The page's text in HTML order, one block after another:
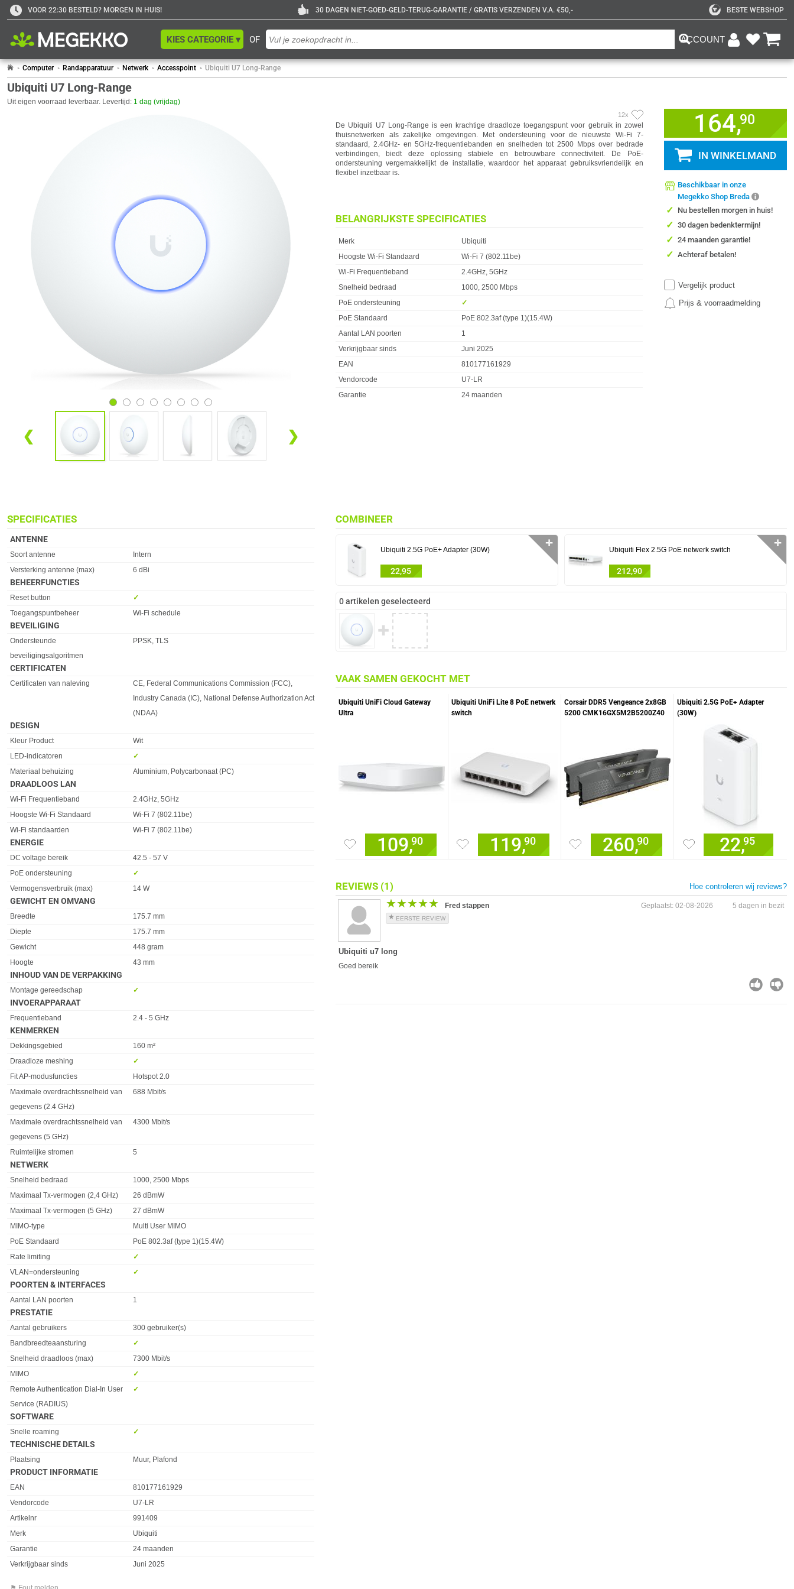
VOOR 22:30 BESTELD? MORGEN IN HUIS! 30 DAGEN NIET-GOED-GELD-TERUG-GARANTIE / GRATIS VERZENDEN V.A. €50,- BESTE WEBSHOP
OF
KIES CATEGORIE ▾ ACCOUNT
Computer Randapparatuur Netwerk Accesspoint Ubiquiti U7 Long-Range
Ubiquiti U7 Long-Range
Uit eigen voorraad leverbaar. Levertijd: 1 dag (vrijdag)
❮ ❯
12x
De Ubiquiti U7 Long-Range is een krachtige draadloze toegangspunt voor gebruik in zowel
thuisnetwerken als zakelijke omgevingen. Met ondersteuning voor de nieuwste Wi-Fi 7-
standaard, 2.4GHz- en 5GHz-frequentiebanden en snelheden tot 2500 Mbps over bedrade
verbindingen, biedt deze oplossing stabiele en betrouwbare connectiviteit. De PoE-
ondersteuning vergemakkelijkt de installatie, waardoor het apparaat gebruiksvriendelijk en
flexibel inzetbaar is.
BELANGRIJKSTE SPECIFICATIES
Eigenschap
Merk
Ubiquiti
Hoogste Wi-Fi Standaard
Wi-Fi 7 (802.11be)
Wi-Fi Frequentieband
2.4GHz, 5GHz
Snelheid bedraad
1000, 2500 Mbps
PoE ondersteuning
✓︎
PoE Standaard
PoE 802.3af (type 1)(15.4W)
Aantal LAN poorten
1
Verkrijgbaar sinds
Juni 2025
EAN
810177161929
Vendorcode
U7-LR
Garantie
24 maanden
164,90
IN WINKELMAND
Beschikbaar in onze
Megekko Shop Breda
✓ Nu bestellen morgen in huis!
✓ 30 dagen bedenktermijn!
✓ 24 maanden garantie!
✓ Achteraf betalen!
Vergelijk product
Prijs & voorraadmelding
SPECIFICATIES
ANTENNE
Eigenschap Waarde
Soort antenne
Intern
Versterking antenne (max)
6 dBi
BEHEERFUNCTIES
Eigenschap
Reset button
✓︎
Toegangspuntbeheer
Wi-Fi schedule
BEVEILIGING
Eigenschap Waarde
Ondersteunde
beveiligingsalgoritmen
PPSK, TLS
CERTIFICATEN
Eigenschap Waarde
Certificaten van naleving
CE, Federal Communications Commission (FCC),
Industry Canada (IC), National Defense Authorization Act
(NDAA)
DESIGN
Eigenschap Waarde
Kleur Product
Wit
LED-indicatoren
✓︎
Materiaal behuizing
Aluminium, Polycarbonaat (PC)
DRAADLOOS LAN
Eigenschap Waarde
Wi-Fi Frequentieband
2.4GHz, 5GHz
Hoogste Wi-Fi Standaard
Wi-Fi 7 (802.11be)
Wi-Fi standaarden
Wi-Fi 7 (802.11be)
ENERGIE
Eigenschap Waarde
DC voltage bereik
42.5 - 57 V
PoE ondersteuning
✓︎
Vermogensverbruik (max)
14 W
GEWICHT EN OMVANG
Eigenschap
Breedte
175.7 mm
Diepte
175.7 mm
Gewicht
448 gram
Hoogte
43 mm
INHOUD VAN DE VERPAKKING
Eigenschap Waarde
Montage gereedschap ✓︎
INVOERAPPARAAT
Eigenschap Waarde
Frequentieband 2.4 - 5 GHz
KENMERKEN
Eigenschap Waarde
Dekkingsgebied
160 m²
Draadloze meshing
✓︎
Fit AP-modusfuncties
Hotspot 2.0
Maximale overdrachtssnelheid van
gegevens (2.4 GHz)
688 Mbit/s
Maximale overdrachtssnelheid van
gegevens (5 GHz)
4300 Mbit/s
Ruimtelijke stromen 5
NETWERK
Eigenschap Waarde
Snelheid bedraad
1000, 2500 Mbps
Maximaal Tx-vermogen (2,4 GHz)
26 dBmW
Maximaal Tx-vermogen (5 GHz)
27 dBmW
MIMO-type
Multi User MIMO
PoE Standaard
PoE 802.3af (type 1)(15.4W)
Rate limiting
✓︎
VLAN=ondersteuning
✓︎
POORTEN & INTERFACES
Eigenschap Waarde
Aantal LAN poorten 1
PRESTATIE
Eigenschap Waarde
Aantal gebruikers
300 gebruiker(s)
Bandbreedteaansturing
✓︎
Snelheid draadloos (max)
7300 Mbit/s
MIMO
✓︎
Remote Authentication Dial-In User
Service (RADIUS)
✓︎
SOFTWARE
Eigenschap Waarde
Snelle roaming ✓︎
TECHNISCHE DETAILS
Eigenschap
Plaatsing Muur, Plafond
PRODUCT INFORMATIE
EAN
810177161929
Vendorcode
U7-LR
Artikelnr
991409
Merk
Ubiquiti
Garantie
24 maanden
Verkrijgbaar sinds
Juni 2025
COMBINEER
Ubiquiti 2.5G PoE+ Adapter (30W)
22,95
✛
Ubiquiti Flex 2.5G PoE netwerk switch
212,90
✛
0 artikelen geselecteerd
✚
VAAK SAMEN GEKOCHT MET
Ubiquiti UniFi Cloud Gateway
Ultra
109,90
Ubiquiti UniFi Lite 8 PoE netwerk
switch
119,90
Corsair DDR5 Vengeance 2x8GB
5200 CMK16GX5M2B5200Z40
260,90
Ubiquiti 2.5G PoE+ Adapter
(30W)
22,95
REVIEWS(1) Hoe controleren wij reviews?
★★★★★
★★★★★ Fred stappen
EERSTE REVIEW
Geplaatst: 02-08-2026 5 dagen in bezit
Ubiquiti u7 long
Goed bereik